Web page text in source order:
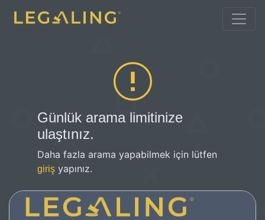
Günlük arama limitinize
ulaştınız.
Daha fazla arama yapabilmek için lütfen
giriş yapınız.